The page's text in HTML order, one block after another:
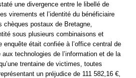
une divergence entre le libellé de
virements et l’identité du bénéficiaire
chèques postaux de Bretagne,
sous plusieurs combinaisons et
enquête était confiée à l’office central de
technologies de l’information et de la
trentaine de victimes, toutes
un préjudice de 111 582,16 €,